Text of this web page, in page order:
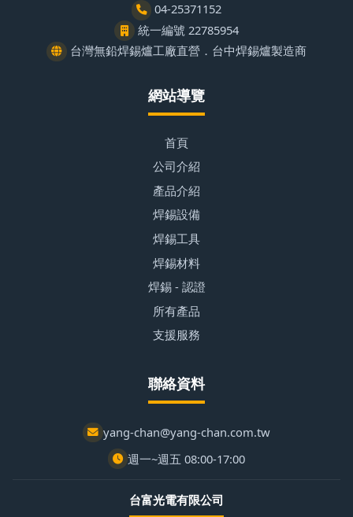
04-25371152
統一編號 22785954
台灣無鉛焊錫爐工廠直營．台中焊錫爐製造商
網站導覽
首頁
公司介紹
產品介紹
焊錫設備
焊錫工具
焊錫材料
焊錫 - 認證
所有產品
支援服務
聯絡資料
yang-chan@yang-chan.com.tw
週一~週五 08:00-17:00
台富光電有限公司